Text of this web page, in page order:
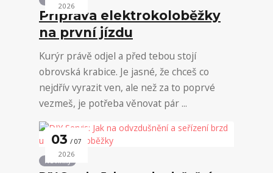
2026
Příprava elektrokoloběžky
na první jízdu
Kurýr právě odjel a před tebou stojí
obrovská krabice. Je jasné, že chceš co
nejdřív vyrazit ven, ale než za to poprvé
vezmeš, je potřeba věnovat pár ...
03 07
2026
Novinky